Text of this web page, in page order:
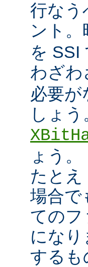
行なう
ント
を SSI
わざわ
必要
しょ
ょう
たと
場合で
てのフ
にな
するも